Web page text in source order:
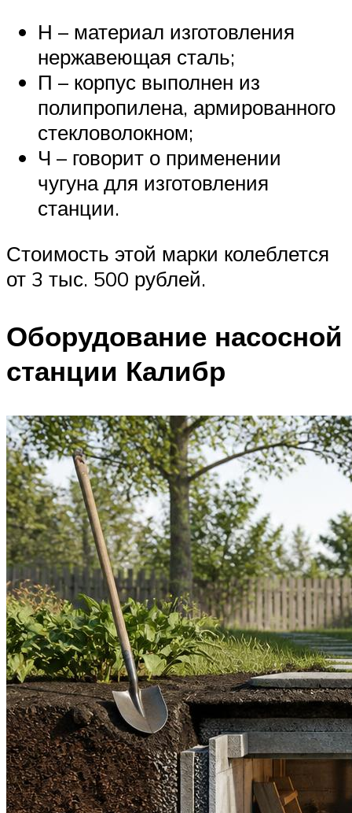
Н – материал изготовления
нержавеющая сталь;
П – корпус выполнен из
полипропилена, армированного
стекловолокном;
Ч – говорит о применении
чугуна для изготовления
станции.
Стоимость этой марки колеблется
от 3 тыс. 500 рублей.
Оборудование насосной
станции Калибр